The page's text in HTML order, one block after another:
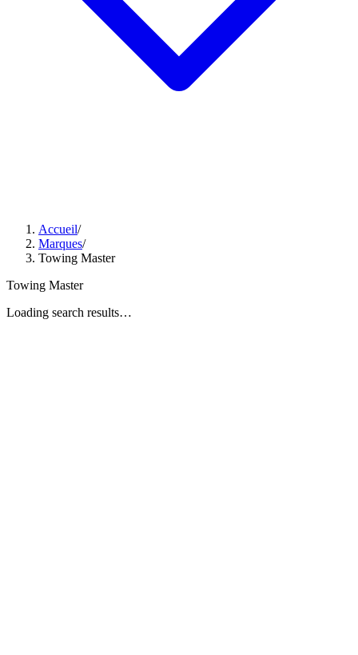
Accueil/
Marques/
Towing Master
Towing Master
Loading search results…